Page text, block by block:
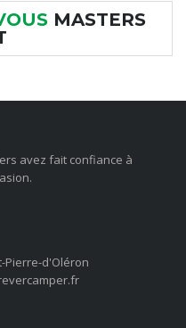
MASTERS
avez fait confiance à
Pierre-d'Oléron